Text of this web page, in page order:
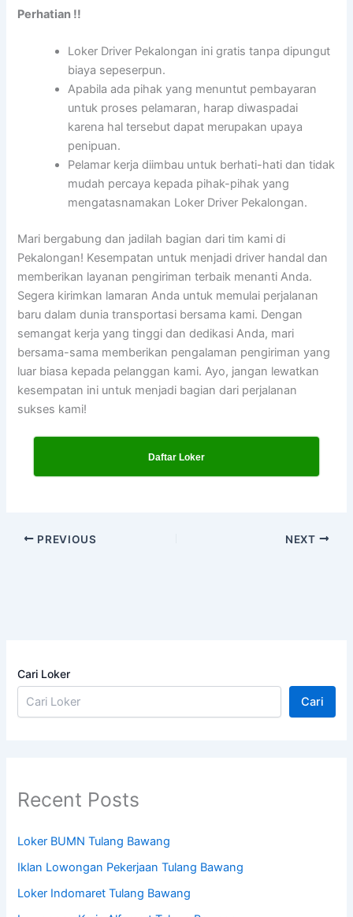
Perhatian !!
Loker Driver Pekalongan ini gratis tanpa dipungut
biaya sepeserpun.
Apabila ada pihak yang menuntut pembayaran
untuk proses pelamaran, harap diwaspadai
karena hal tersebut dapat merupakan upaya
penipuan.
Pelamar kerja diimbau untuk berhati-hati dan tidak
mudah percaya kepada pihak-pihak yang
mengatasnamakan Loker Driver Pekalongan.
Mari bergabung dan jadilah bagian dari tim kami di
Pekalongan! Kesempatan untuk menjadi driver handal dan
memberikan layanan pengiriman terbaik menanti Anda.
Segera kirimkan lamaran Anda untuk memulai perjalanan
baru dalam dunia transportasi bersama kami. Dengan
semangat kerja yang tinggi dan dedikasi Anda, mari
bersama-sama memberikan pengalaman pengiriman yang
luar biasa kepada pelanggan kami. Ayo, jangan lewatkan
kesempatan ini untuk menjadi bagian dari perjalanan
sukses kami!
Daftar Loker
PREVIOUS NEXT
Cari Loker
Cari
Recent Posts
Loker BUMN Tulang Bawang
Iklan Lowongan Pekerjaan Tulang Bawang
Loker Indomaret Tulang Bawang